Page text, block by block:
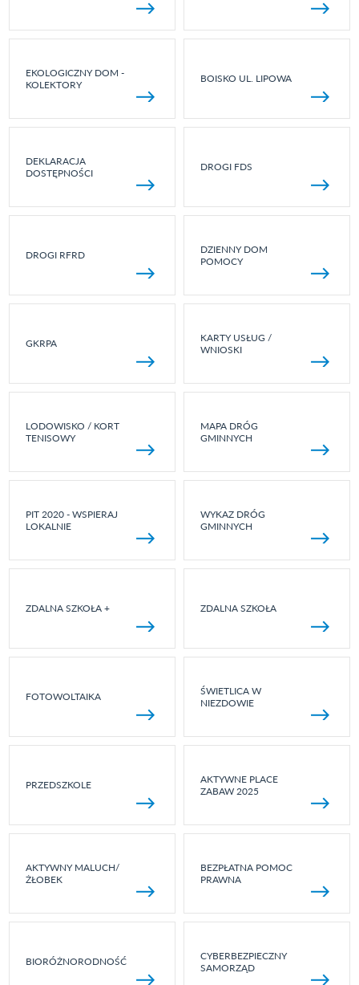
EKOLOGICZNY DOM -
KOLEKTORY
BOISKO UL. LIPOWA
DEKLARACJA
DOSTĘPNOŚCI
DROGI FDS
DROGI RFRD
DZIENNY DOM
POMOCY
GKRPA
KARTY USŁUG /
WNIOSKI
LODOWISKO / KORT
TENISOWY
MAPA DRÓG
GMINNYCH
PIT 2020 - WSPIERAJ
LOKALNIE
WYKAZ DRÓG
GMINNYCH
ZDALNA SZKOŁA + ZDALNA SZKOŁA
FOTOWOLTAIKA
ŚWIETLICA W
NIEZDOWIE
PRZEDSZKOLE
AKTYWNE PLACE
ZABAW 2025
AKTYWNY MALUCH/
ŻŁOBEK
BEZPŁATNA POMOC
PRAWNA
BIORÓŻNORODNOŚĆ
CYBERBEZPIECZNY
SAMORZĄD